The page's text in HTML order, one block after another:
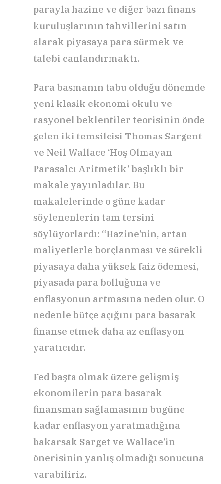
parayla hazine ve diğer bazı finans
kuruluşlarının tahvillerini satın
alarak piyasaya para sürmek ve
talebi canlandırmaktı.
Para basmanın tabu olduğu dönemde
yeni klasik ekonomi okulu ve
rasyonel beklentiler teorisinin önde
gelen iki temsilcisi Thomas Sargent
ve Neil Wallace ‘Hoş Olmayan
Parasalcı Aritmetik’ başlıklı bir
makale yayınladılar. Bu
makalelerinde o güne kadar
söylenenlerin tam tersini
söylüyorlardı: “Hazine’nin, artan
maliyetlerle borçlanması ve sürekli
piyasaya daha yüksek faiz ödemesi,
piyasada para bolluğuna ve
enflasyonun artmasına neden olur. O
nedenle bütçe açığını para basarak
finanse etmek daha az enflasyon
yaratıcıdır.
Fed başta olmak üzere gelişmiş
ekonomilerin para basarak
finansman sağlamasının bugüne
kadar enflasyon yaratmadığına
bakarsak Sarget ve Wallace’in
önerisinin yanlış olmadığı sonucuna
varabiliriz.